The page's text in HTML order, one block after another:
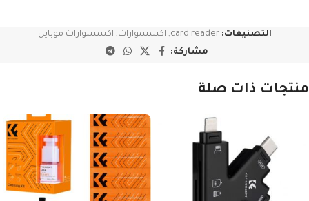
التصنيفات: card reader
, اكسسوارات, اكسسوارات موبايل
مشاركة:
منتجات ذات صلة